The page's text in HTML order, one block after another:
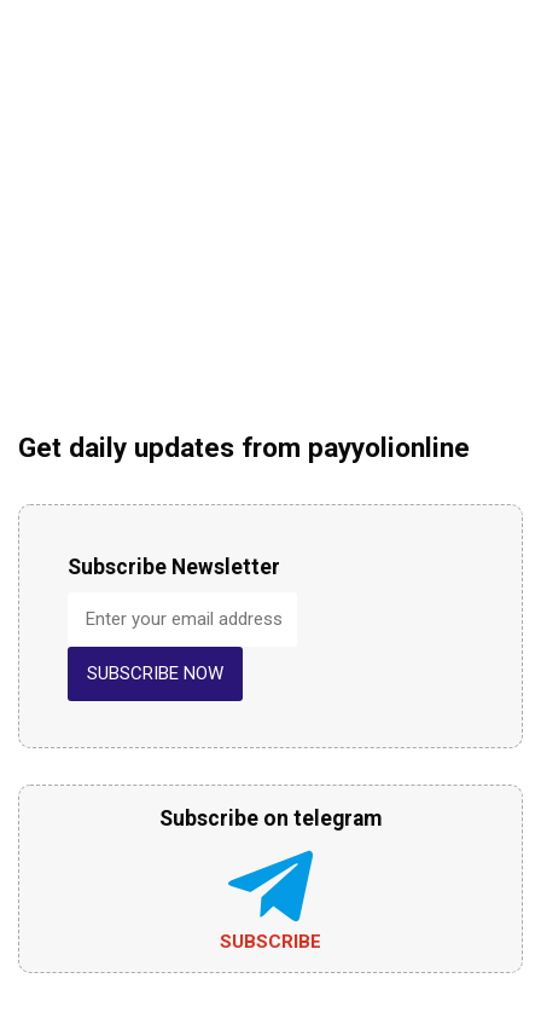
Get daily updates from payyolionline
Subscribe Newsletter
SUBSCRIBE NOW
Subscribe on telegram
SUBSCRIBE